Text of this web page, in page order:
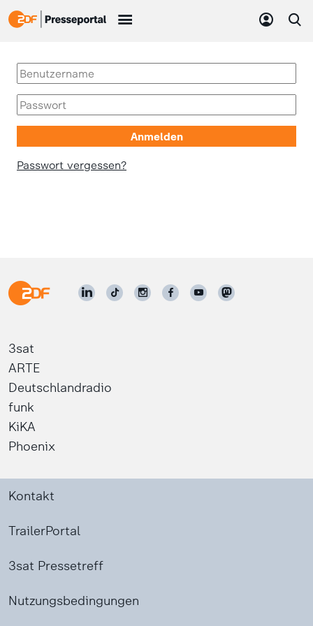
Passwort vergessen?
3sat
ARTE
Deutschlandradio
funk
KiKA
Phoenix
Kontakt
TrailerPortal
3sat Pressetreff
Nutzungsbedingungen